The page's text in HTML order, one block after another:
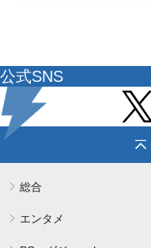
公式SNS
総合
エンタメ